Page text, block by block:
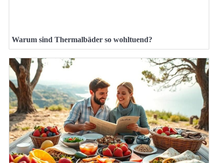
Warum sind Thermalbäder so wohltuend?